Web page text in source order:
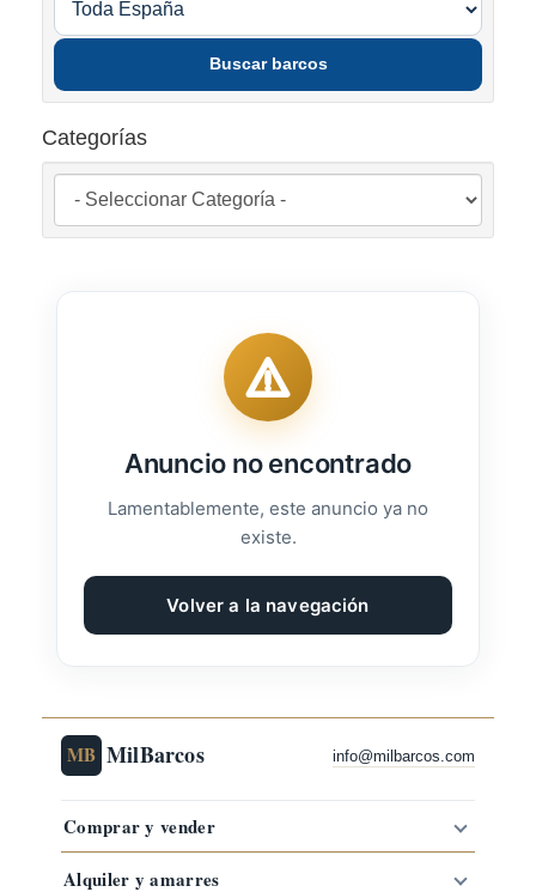
Buscar barcos
Categorías
Anuncio no encontrado
Lamentablemente, este anuncio ya no
existe.
Volver a la navegación
MB MilBarcos info@milbarcos.com
Comprar y vender
Alquiler y amarres